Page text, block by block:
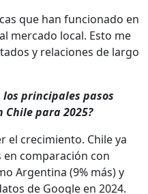
que han fun­ciona­do en
mer­ca­do local. Esto me
y rela­ciones de largo
los prin­ci­pales pasos
para 2025?
el crec­imien­to. Chile ya
com­para­ción con
Argenti­na (9% más) y
de Google en 2024.